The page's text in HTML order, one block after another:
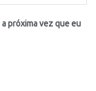
próxima vez que eu